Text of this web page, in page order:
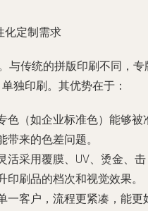
化定制需求
与传统的拼版印刷不同，专
独印刷。其优势在于：
色（如企业标准色）能够被
来的色差问题。
活采用覆膜、UV、烫金、击
刷品的档次和视觉效果。
一客户，流程更紧凑，能更